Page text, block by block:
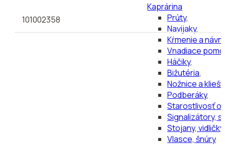
Kaprárina
Prúty,
Navijaky,
Kŕmenie a
Vnadiace
Háčiky,
Bižutéria,
Nožnice a
Podberáky,
Starostlivosť o
Signalizátory,
Stojany,
Vlasce, šnúry
101002358